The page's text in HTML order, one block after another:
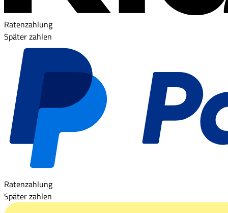
Ratenzahlung
Später zahlen
Ratenzahlung
Später zahlen